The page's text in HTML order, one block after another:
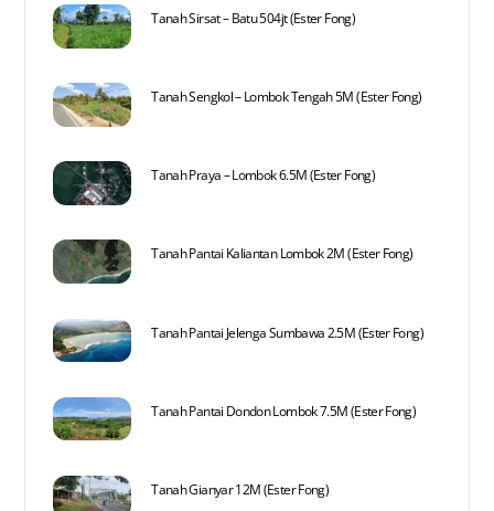
Tanah Sirsat – Batu 504jt (Ester Fong)
Tanah Sengkol – Lombok Tengah 5M (Ester Fong)
Tanah Praya – Lombok 6.5M (Ester Fong)
Tanah Pantai Kaliantan Lombok 2M (Ester Fong)
Tanah Pantai Jelenga Sumbawa 2.5M (Ester Fong)
Tanah Pantai Dondon Lombok 7.5M (Ester Fong)
Tanah Gianyar 12M (Ester Fong)